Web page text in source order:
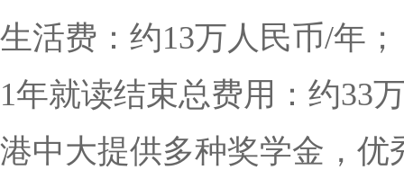
生活费：约13万人民币/年；
1年就读结束总费用：约33
港中大提供多种奖学金，